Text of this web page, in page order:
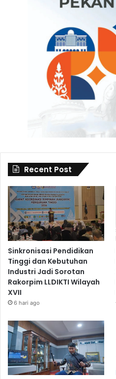
Recent Post
Sinkronisasi Pendidikan
Tinggi dan Kebutuhan
Industri Jadi Sorotan
Rakorpim LLDIKTI Wilayah
XVII
6 hari ago